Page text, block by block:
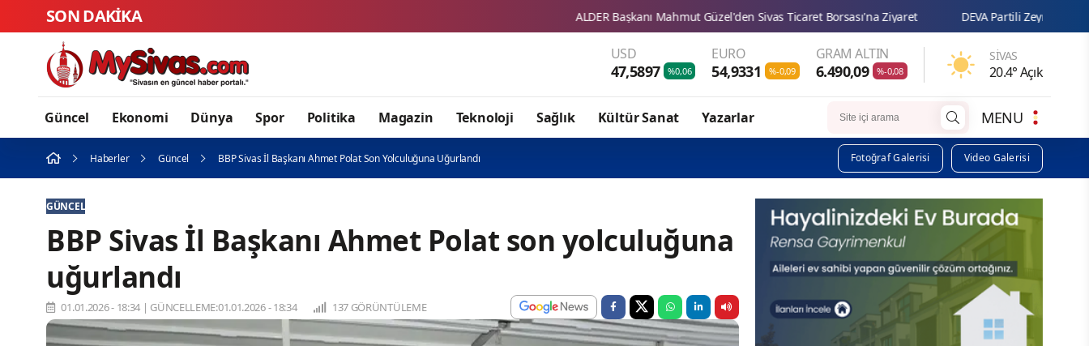
SON DAKİKA ALDER Başkanı Mahmut Güzel'den Sivas Ticaret Borsası'na Ziyaret DEVA Partili Zeynep Sudan: “Çocukların eğitim
USD
47,5897 %0,06
EURO
54,9331 %-0,09
GRAM ALTIN
6.490,09 %-0,08
SIVAS
20.4° Açık
Güncel Ekonomi Dünya Spor Politika Magazin Teknoloji Sağlık Kültür Sanat Yazarlar MENU
Haberler Güncel BBP Sivas İl Başkanı Ahmet Polat Son Yolculuğuna Uğurlandı Fotoğraf Galerisi Video Galerisi
GÜNCEL
BBP Sivas İl Başkanı Ahmet Polat son yolculuğuna
uğurlandı
01.01.2026 - 18:34 | GÜNCELLEME:01.01.2026 - 18:34 137 GÖRÜNTÜLEME